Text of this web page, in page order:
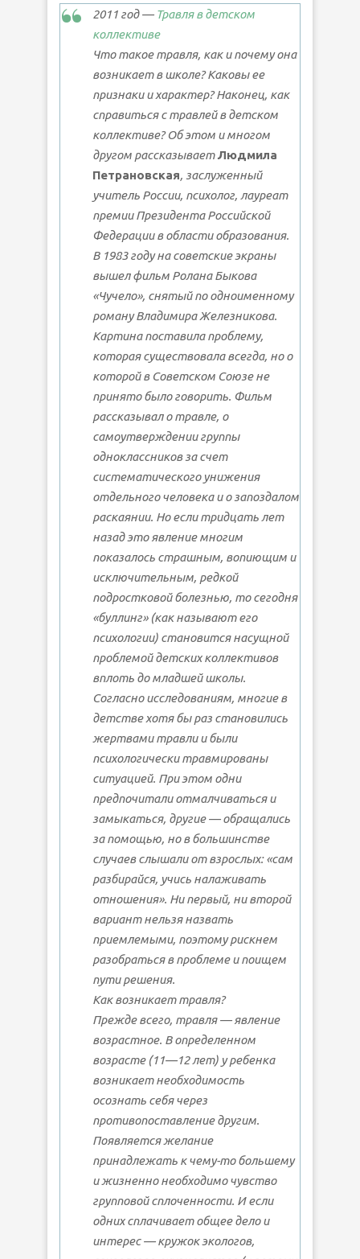
2011 год — Травля в детском
коллективе
Что такое травля, как и почему она
возникает в школе? Каковы ее
признаки и характер? Наконец, как
справиться с травлей в детском
коллективе? Об этом и многом
другом рассказываетЛюдмила
Петрановская, заслуженный
учитель России, психолог, лауреат
премии Президента Российской
Федерации в области образования.
В 1983 году на советские экраны
вышел фильм Ролана Быкова
«Чучело», снятый по одноименному
роману Владимира Железникова.
Картина поставила проблему,
которая существовала всегда, но о
которой в Советском Союзе не
принято было говорить. Фильм
рассказывал о травле, о
самоутверждении группы
одноклассников за счет
систематического унижения
отдельного человека и о запоздалом
раскаянии. Но если тридцать лет
назад это явление многим
показалось страшным, вопиющим и
исключительным, редкой
подростковой болезнью, то сегодня
«буллинг» (как называют его
психологии) становится насущной
проблемой детских коллективов
вплоть до младшей школы.
Согласно исследованиям, многие в
детстве хотя бы раз становились
жертвами травли и были
психологически травмированы
ситуацией. При этом одни
предпочитали отмалчиваться и
замыкаться, другие — обращались
за помощью, но в большинстве
случаев слышали от взрослых: «сам
разбирайся, учись налаживать
отношения». Ни первый, ни второй
вариант нельзя назвать
приемлемыми, поэтому рискнем
разобраться в проблеме и поищем
пути решения.
Как возникает травля?
Прежде всего, травля — явление
возрастное. В определенном
возрасте (11—12 лет) у ребенка
возникает необходимость
осознать себя через
противопоставление другим.
Появляется желание
принадлежать к чему-то большему
и жизненно необходимо чувство
групповой сплоченности. И если
одних сплачивает общее дело и
интерес — кружок экологов,